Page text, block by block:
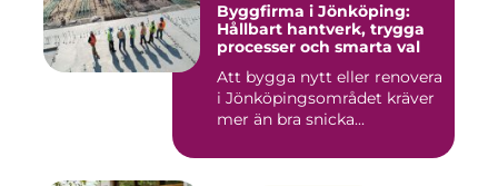
Byggfirma i Jönköping:
Hållbart hantverk, trygga
processer och smarta val
Att bygga nytt eller renovera
i Jönköpingsområdet kräver
mer än bra snicka...